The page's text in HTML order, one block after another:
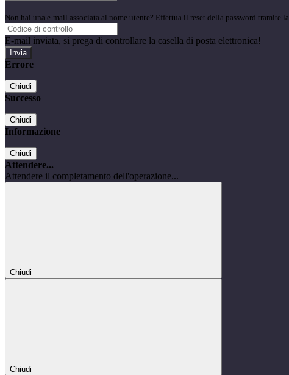
Non hai una e-mail associata al nome utente? Effettua il reset della password tramite la
E-mail inviata, si prega di controllare la casella di posta elettronica!
Errore
Chiudi
Successo
Chiudi
Informazione
Chiudi
Attendere...
Attendere il completamento dell'operazione...
Chiudi
Chiudi